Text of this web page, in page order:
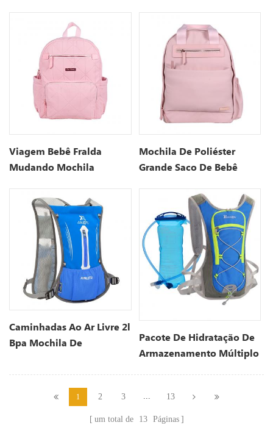
Maternidade Sacos De
Fraldas
Viagem Bebê Fralda
Mudando Mochila
Mochila De Poliéster
Grande Saco De Bebê
Caminhadas Ao Ar Livre 2l
Bpa Mochila De
Água Livre
Pacote De Hidratação De
Armazenamento Múltiplo
1 2 3 ... 13
um total de 13 Páginas